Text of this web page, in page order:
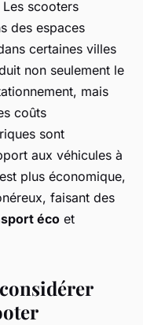
Les scooters
des espaces
certaines villes
non seulement le
mais
coûts
sont
aux véhicules à
plus économique,
faisant des
éco et